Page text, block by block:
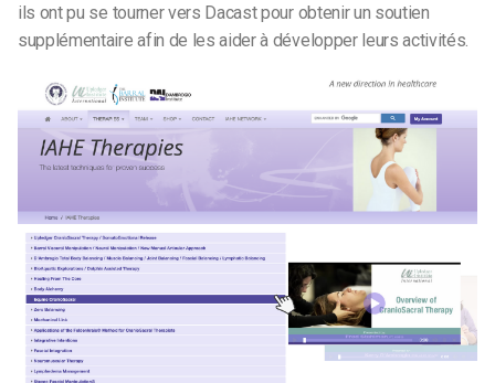
ils ont pu se tourner vers Dacast pour obtenir un soutien
supplémentaire afin de les aider à développer leurs activités.